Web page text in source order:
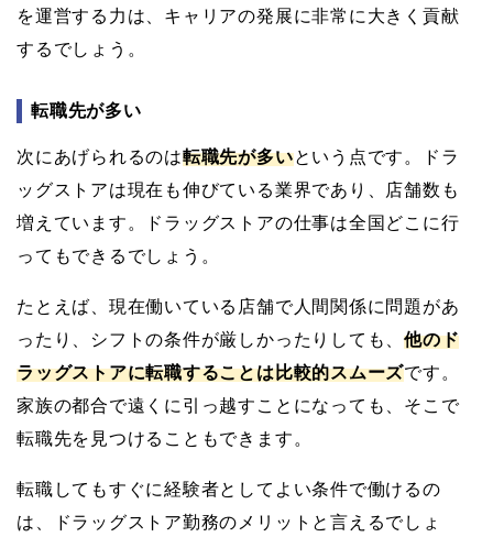
を運営する力は、キャリアの発展に非常に大きく貢献
するでしょう。
転職先が多い
次にあげられるのは転職先が多いという点です。ドラ
ッグストアは現在も伸びている業界であり、店舗数も
増えています。ドラッグストアの仕事は全国どこに行
ってもできるでしょう。
たとえば、現在働いている店舗で人間関係に問題があ
ったり、シフトの条件が厳しかったりしても、他のド
ラッグストアに転職することは比較的スムーズです。
家族の都合で遠くに引っ越すことになっても、そこで
転職先を見つけることもできます。
転職してもすぐに経験者としてよい条件で働けるの
は、ドラッグストア勤務のメリットと言えるでしょ